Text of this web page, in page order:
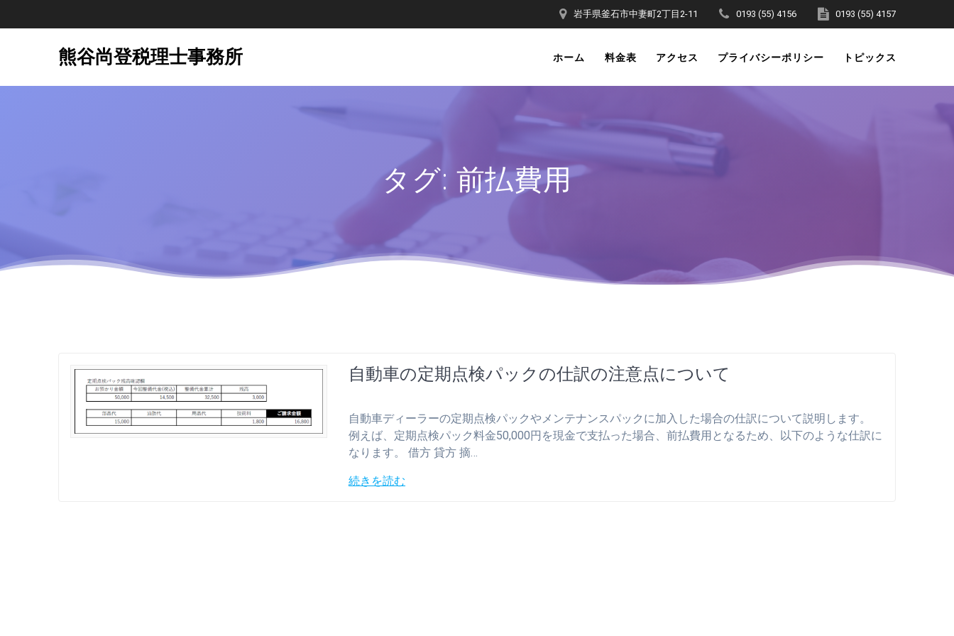
岩手県釜石市中妻町2丁目2-11 0193 (55) 4156 0193 (55) 4157
熊谷尚登税理士事務所 ホーム 料金表 アクセス プライバシーポリシー トピックス
タグ: 前払費用
自動車の定期点検パックの仕訳の注意点について
自動車ディーラーの定期点検パックやメンテナンスパックに加入した場合の仕訳について説明します。
例えば、定期点検パック料金50,000円を現金で支払った場合、前払費用となるため、以下のような仕訳に
なります。 借方 貸方 摘…
続きを読む